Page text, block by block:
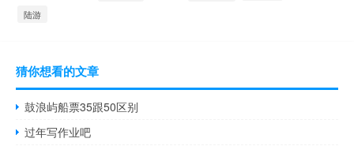
陆游
猜你想看的文章
鼓浪屿船票35跟50区别
过年写作业吧